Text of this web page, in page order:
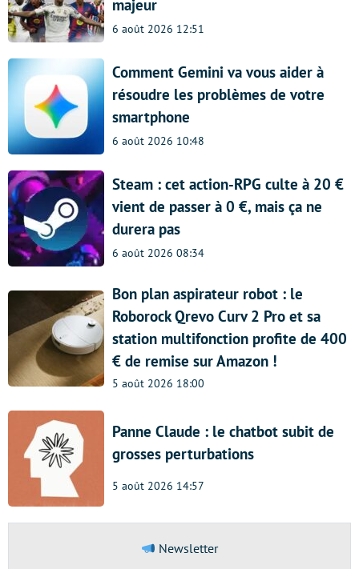
majeur
6 août 2026 12:51
Comment Gemini va vous aider à
résoudre les problèmes de votre
smartphone
6 août 2026 10:48
Steam : cet action-RPG culte à 20 €
vient de passer à 0 €, mais ça ne
durera pas
6 août 2026 08:34
Bon plan aspirateur robot : le
Roborock Qrevo Curv 2 Pro et sa
station multifonction profite de 400
€ de remise sur Amazon !
5 août 2026 18:00
Panne Claude : le chatbot subit de
grosses perturbations
5 août 2026 14:57
Newsletter